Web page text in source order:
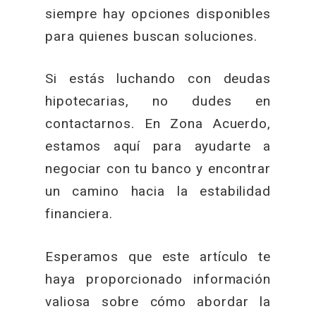
siempre hay opciones disponibles
para quienes buscan soluciones.
Si estás luchando con deudas
hipotecarias, no dudes en
contactarnos. En Zona Acuerdo,
estamos aquí para ayudarte a
negociar con tu banco y encontrar
un camino hacia la estabilidad
financiera.
Esperamos que este artículo te
haya proporcionado información
valiosa sobre cómo abordar la